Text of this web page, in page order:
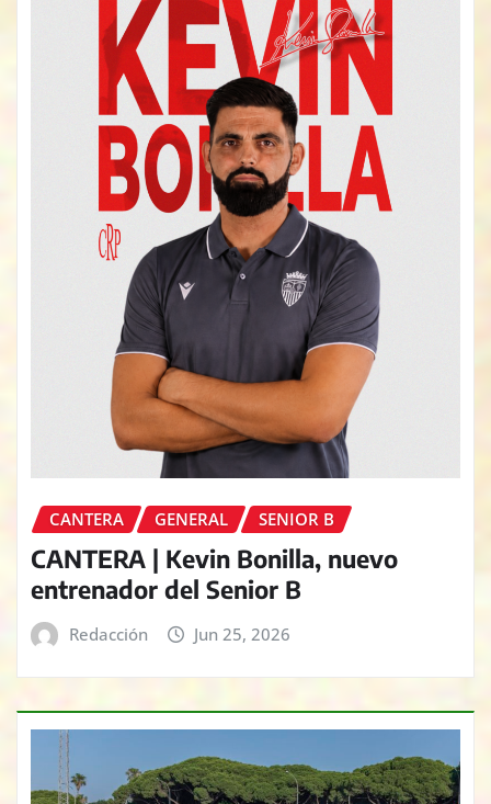
CANTERA GENERAL SENIOR B
CANTERA | Kevin Bonilla, nuevo
entrenador del Senior B
Redacción Jun 25, 2026